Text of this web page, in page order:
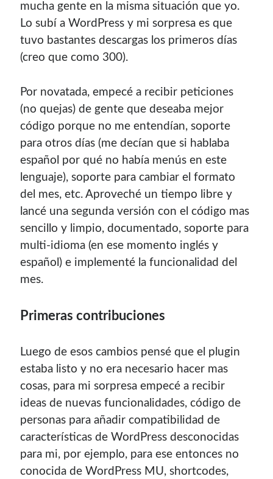
mucha gente en la misma situación que yo.
Lo subí a WordPress y mi sorpresa es que
tuvo bastantes descargas los primeros días
(creo que como 300).
Por novatada, empecé a recibir peticiones
(no quejas) de gente que deseaba mejor
código porque no me entendían, soporte
para otros días (me decían que si hablaba
español por qué no había menús en este
lenguaje), soporte para cambiar el formato
del mes, etc. Aproveché un tiempo libre y
lancé una segunda versión con el código mas
sencillo y limpio, documentado, soporte para
multi-idioma (en ese momento inglés y
español) e implementé la funcionalidad del
mes.
Primeras contribuciones
Luego de esos cambios pensé que el plugin
estaba listo y no era necesario hacer mas
cosas, para mi sorpresa empecé a recibir
ideas de nuevas funcionalidades, código de
personas para añadir compatibilidad de
características de WordPress desconocidas
para mi, por ejemplo, para ese entonces no
conocida de WordPress MU, shortcodes,